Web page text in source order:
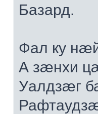
Базард.
Фал ку
А зæнхи
Уалдзæг